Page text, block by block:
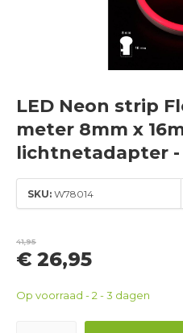
LED Neon strip
meter 8mm x
lichtnetadapter
SKU: W78014
41,95
€ 26,95
Op voorraad - 2 - 3 dagen